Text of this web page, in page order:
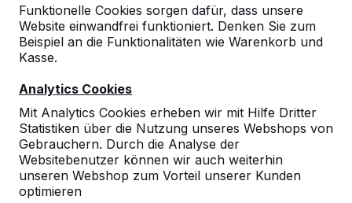
Funktionelle Cookies sorgen dafür, dass unsere
Website einwandfrei funktioniert. Denken Sie zum
Beispiel an die Funktionalitäten wie Warenkorb und
Kasse.
Analytics Cookies
Mit Analytics Cookies erheben wir mit Hilfe Dritter
Statistiken über die Nutzung unseres Webshops von
Gebrauchern. Durch die Analyse der
Websitebenutzer können wir auch weiterhin
unseren Webshop zum Vorteil unserer Kunden
optimieren